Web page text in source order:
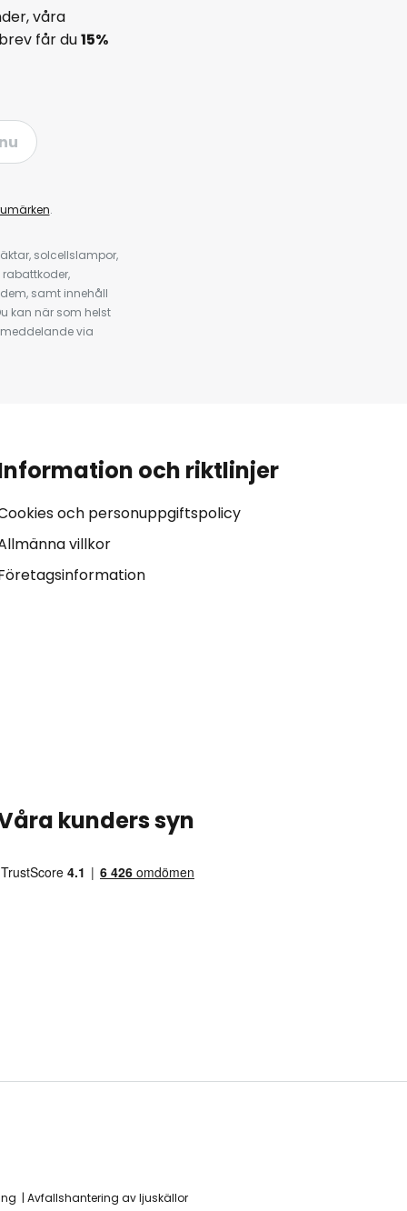
våra
får du15%
.
solcellslampor,
samt innehåll
kan när som helst
via
och riktlinjer
och personuppgiftspolicy
villkor
kunders syn
Avfallshantering av ljuskällor